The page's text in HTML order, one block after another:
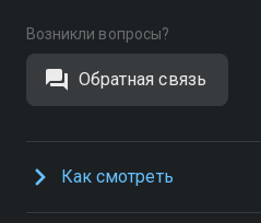
Возникли вопросы?
Обратная связь
Как смотреть